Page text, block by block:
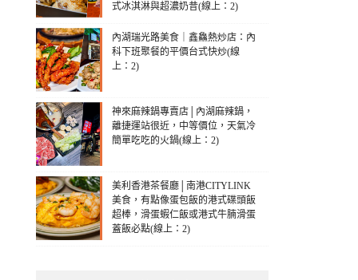
式冰淇淋與超濃奶昔(線上：2)
內湖瑞光路美食｜鑫鱻熱炒店：內
科下班聚餐的平價台式快炒(線
上：2)
神來麻辣鍋專賣店│內湖麻辣鍋，
離捷運站很近，中等價位，天氣冷
簡單吃吃的火鍋(線上：2)
美利香港茶餐廳│南港CITYLINK
美食，有點像蛋包飯的港式碟頭飯
超棒，滑蛋蝦仁飯或港式牛腩滑蛋
蓋飯必點(線上：2)